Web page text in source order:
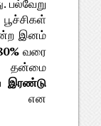
பல்வேறு
இனம்
வரை
தன்மை
இரண்டு
என